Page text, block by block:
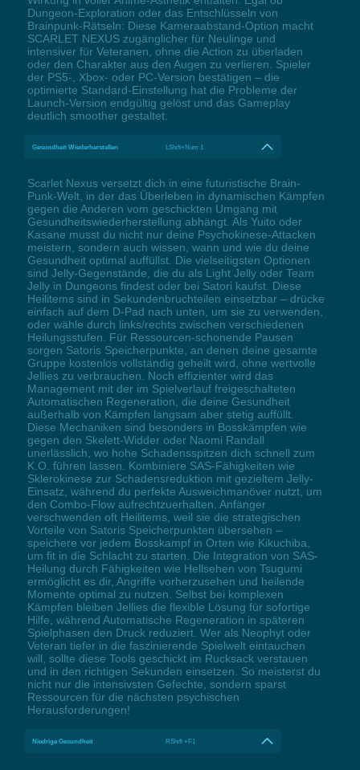
Dungeon-Exploration oder das Entschlüsseln von
Brainpunk-Rätseln: Diese Kameraabstand-Option macht
SCARLET NEXUS zugänglicher für Neulinge und
intensiver für Veteranen, ohne die Action zu überladen
oder den Charakter aus den Augen zu verlieren. Spieler
der PS5-, Xbox- oder PC-Version bestätigen – die
optimierte Standard-Einstellung hat die Probleme der
Launch-Version endgültig gelöst und das Gameplay
deutlich smoother gestaltet.
Gesundheit Wiederherstellen LShift+Num 1
Scarlet Nexus versetzt dich in eine futuristische Brain-
Punk-Welt, in der das Überleben in dynamischen Kämpfen
gegen die Anderen vom geschickten Umgang mit
Gesundheitswiederherstellung abhängt. Als Yuito oder
Kasane musst du nicht nur deine Psychokinese-Attacken
meistern, sondern auch wissen, wann und wie du deine
Gesundheit optimal auffüllst. Die vielseitigsten Optionen
sind Jelly-Gegenstände, die du als Light Jelly oder Team
Jelly in Dungeons findest oder bei Satori kaufst. Diese
Heilitems sind in Sekundenbruchteilen einsetzbar – drücke
einfach auf dem D-Pad nach unten, um sie zu verwenden,
oder wähle durch links/rechts zwischen verschiedenen
Heilungsstufen. Für Ressourcen-schonende Pausen
sorgen Satoris Speicherpunkte, an denen deine gesamte
Gruppe kostenlos vollständig geheilt wird, ohne wertvolle
Jellies zu verbrauchen. Noch effizienter wird das
Management mit der im Spielverlauf freigeschalteten
Automatischen Regeneration, die deine Gesundheit
außerhalb von Kämpfen langsam aber stetig auffüllt.
Diese Mechaniken sind besonders in Bosskämpfen wie
gegen den Skelett-Widder oder Naomi Randall
unerlässlich, wo hohe Schadensspitzen dich schnell zum
K.O. führen lassen. Kombiniere SAS-Fähigkeiten wie
Sklerokinese zur Schadensreduktion mit gezieltem Jelly-
Einsatz, während du perfekte Ausweichmanöver nutzt, um
den Combo-Flow aufrechtzuerhalten. Anfänger
verschwenden oft Heilitems, weil sie die strategischen
Vorteile von Satoris Speicherpunkten übersehen –
speichere vor jedem Bosskampf in Orten wie Kikuchiba,
um fit in die Schlacht zu starten. Die Integration von SAS-
Heilung durch Fähigkeiten wie Hellsehen von Tsugumi
ermöglicht es dir, Angriffe vorherzusehen und heilende
Momente optimal zu nutzen. Selbst bei komplexen
Kämpfen bleiben Jellies die flexible Lösung für sofortige
Hilfe, während Automatische Regeneration in späteren
Spielphasen den Druck reduziert. Wer als Neophyt oder
Veteran tiefer in die faszinierende Spielwelt eintauchen
will, sollte diese Tools geschickt im Rucksack verstauen
und in den richtigen Sekunden einsetzen. So meisterst du
nicht nur die intensivsten Gefechte, sondern sparst
Ressourcen für die nächsten psychischen
Herausforderungen!
Niedrige Gesundheit RShift +F1